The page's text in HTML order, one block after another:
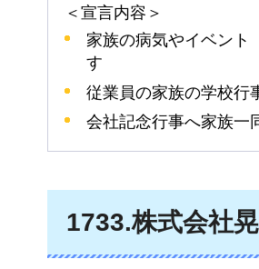
＜宣言内容＞
家族の病気やイベント
す
従業員の家族の学校行
会社記念行事へ家族一
1733.株式会社